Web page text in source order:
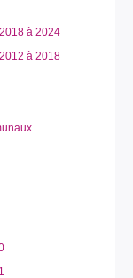
à 2024
à 2018